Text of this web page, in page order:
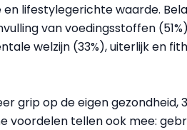
lifestylegerichte waarde.
van voedingsstoffen
welzijn (33%), uiterlijk en
grip op de eigen gezondheid,
voordelen tellen ook mee: